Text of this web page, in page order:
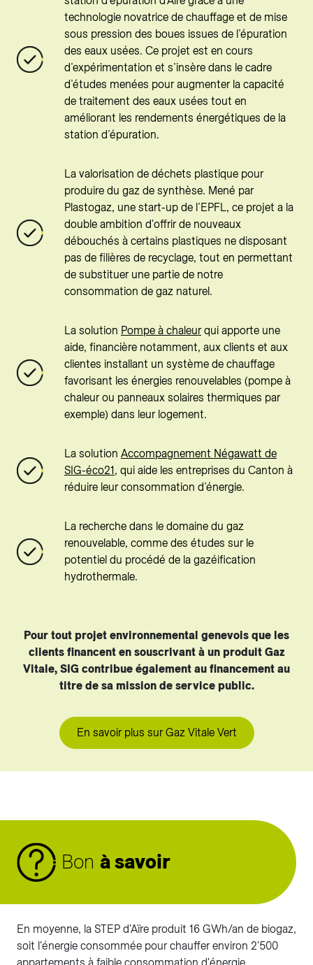
technologie novatrice de chauffage et de mise
sous pression des boues issues de l’épuration
des eaux usées. Ce projet est en cours
d’expérimentation et s’insère dans le cadre
d’études menées pour augmenter la capacité
de traitement des eaux usées tout en
améliorant les rendements énergétiques de la
station d’épuration.
La valorisation de déchets plastique pour
produire du gaz de synthèse. Mené par
Plastogaz, une start-up de l’EPFL, ce projet a la
double ambition d'offrir de nouveaux
débouchés à certains plastiques ne disposant
pas de filières de recyclage, tout en permettant
de substituer une partie de notre
consommation de gaz naturel.
La solution Pompe à chaleurqui apporte une
aide, financière notamment, aux clients et aux
clientes installant un système de chauffage
favorisant les énergies renouvelables (pompe à
chaleur ou panneaux solaires thermiques par
exemple) dans leur logement.
La solution Accompagnement Négawatt de
SIG-éco21, qui aide les entreprises du Canton à
réduire leur consommation d’énergie.
La recherche dans le domaine du gaz
renouvelable, comme des études sur le
potentiel du procédé de la gazéification
hydrothermale.
Pour tout projet environnemental genevois que les
clients financent en souscrivant à un produit Gaz
Vitale, SIG contribue également au financement au
titre de sa mission de service public.
En savoir plus sur Gaz Vitale Vert
Bon à savoir
En moyenne, la STEP d'Aïre produit 16 GWh/an de biogaz,
soit l'énergie consommée pour chauffer environ 2'500